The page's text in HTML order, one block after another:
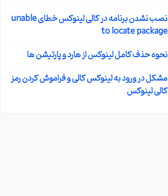
نصب نشدن برنامه در کالی لینوکس خطای unable
to locate package
نحوه حذف کامل لینوکس از هارد و پارتیشن ها
مشکل در ورود به لینوکس کالی و فراموش کردن رمز
کالی لینوکس